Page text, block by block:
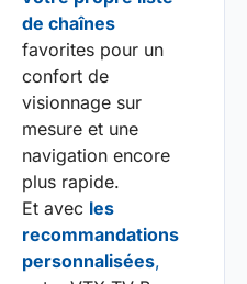
de chaînes
favorites pour un
confort de
visionnage sur
mesure et une
navigation encore
plus rapide.
Et avec les
recommandations
personnalisées,